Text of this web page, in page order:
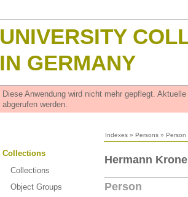
UNIVERSITY
IN GERMANY
Diese Anwendung wird nicht mehr gepflegt.
abgerufen werden.
Indexes » Persons » Person
Collections
Collections
Object Groups
Hermann
Person